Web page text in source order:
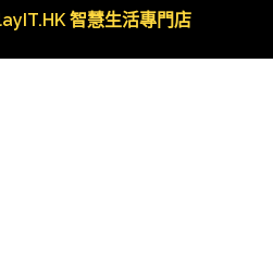
智慧生活專門店